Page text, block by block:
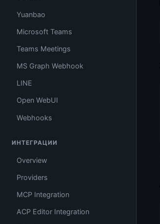
Yuanbao
Microsoft Teams
Teams Meetings
MS Graph Webhook
LINE
Open WebUI
Webhooks
ИНТЕГРАЦИИ
Overview
Providers
MCP Integration
ACP Editor Integration